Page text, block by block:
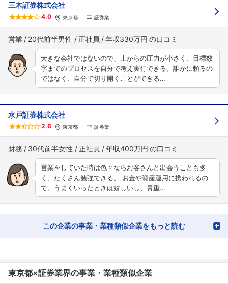
三木証券株式会社
4.0 東京都 証券業
営業 20代前半男性 正社員 年収330万円
大きな会社ではないので、上からの圧力が小さく、目標数
字までのプロセスを自分で考え実行できる。誰かに頼るの
ではなく、自分で切り開くことができる…
水戸証券株式会社
2.6 東京都 証券業
財務 30代前半女性 正社員 年収400万円
営業をしていた時は色々ならお客さんと出会うことも多
く、たくさん勉強できる。 お金や資産運用に携われるの
で、うまくいったときは嬉しいし、貴重…
この企業の事業・業種類似企業をもっと読む
東京都×証券業界の事業・業種類似企業